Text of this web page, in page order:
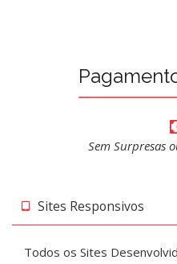
Sem Surpresas
Sites Responsivos
Todos os Sites